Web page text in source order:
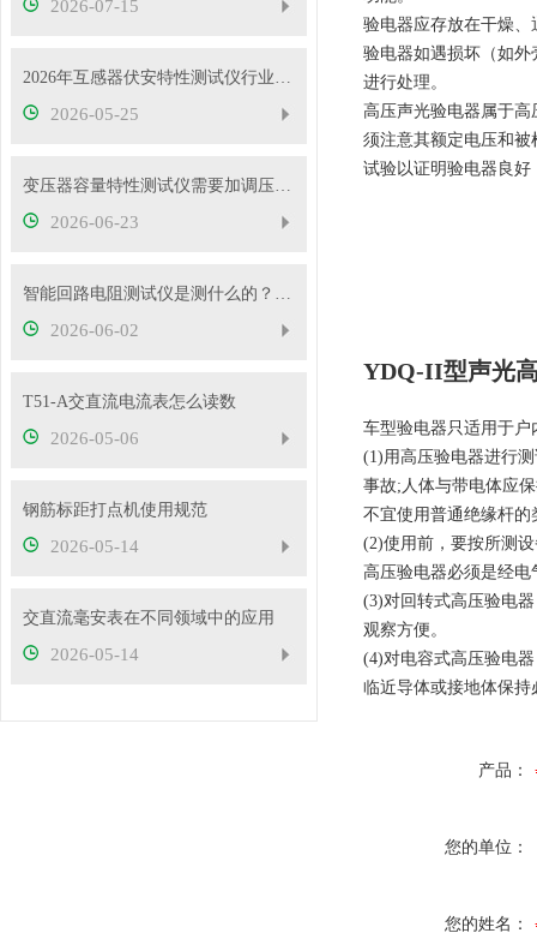
2026-07-15
2026年互感器伏安特性测试仪行业发展概况
2026-05-25
变压器容量特性测试仪需要加调压器吗？
2026-06-23
智能回路电阻测试仪是测什么的？主要用途有哪些？
2026-06-02
T51-A交直流电流表怎么读数
2026-05-06
钢筋标距打点机使用规范
2026-05-14
交直流毫安表在不同领域中的应用
2026-05-14
验电器应存放在干燥
验电器如遇损坏（如
进行处理。
高压声光验电器属于
须注意其额定电压和
试验以证明验电器良
YDQ-II型声光
车型验电器只适用于
(1)用高压验电器进行
事故;人体与带电体应
不宜使用普通绝缘杆
(2)使用前，要按所测
高压验电器必须是经电
(3)对回转式高压验电
观察方便。
(4)对电容式高压验电
临近导体或接地体保持
产品：
您的单位：
您的姓名：